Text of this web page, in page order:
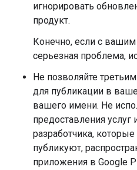
игнорировать
продукт.
Конечно, если с
серьезная проблема,
Не позволяйте
для публикации в
вашего имени. Не
предоставления услуг
разработчика,
публикуют,
приложения в Google